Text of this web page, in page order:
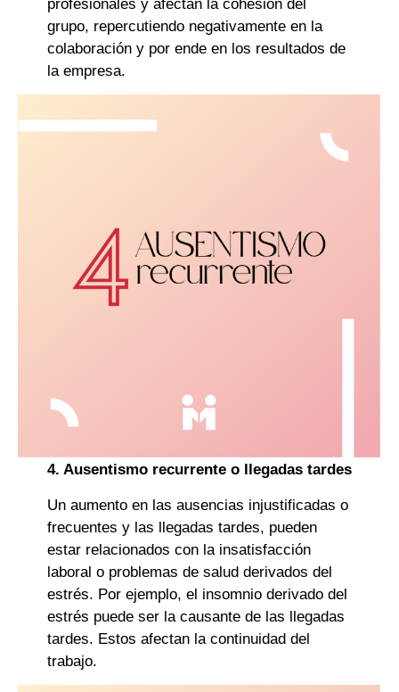
profesionales y afectan la cohesión del
grupo, repercutiendo negativamente en la
colaboración y por ende en los resultados de
la empresa.
4. Ausentismo recurrente o llegadas tardes
Un aumento en las ausencias injustificadas o
frecuentes y las llegadas tardes, pueden
estar relacionados con la insatisfacción
laboral o problemas de salud derivados del
estrés. Por ejemplo, el insomnio derivado del
estrés puede ser la causante de las llegadas
tardes. Estos afectan la continuidad del
trabajo.